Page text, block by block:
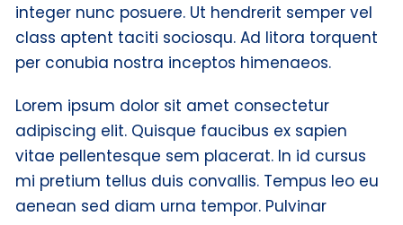
integer nunc posuere. Ut hendrerit semper vel
class aptent taciti sociosqu. Ad litora torquent
per conubia nostra inceptos himenaeos.
Lorem ipsum dolor sit amet consectetur
adipiscing elit. Quisque faucibus ex sapien
vitae pellentesque sem placerat. In id cursus
mi pretium tellus duis convallis. Tempus leo eu
aenean sed diam urna tempor. Pulvinar